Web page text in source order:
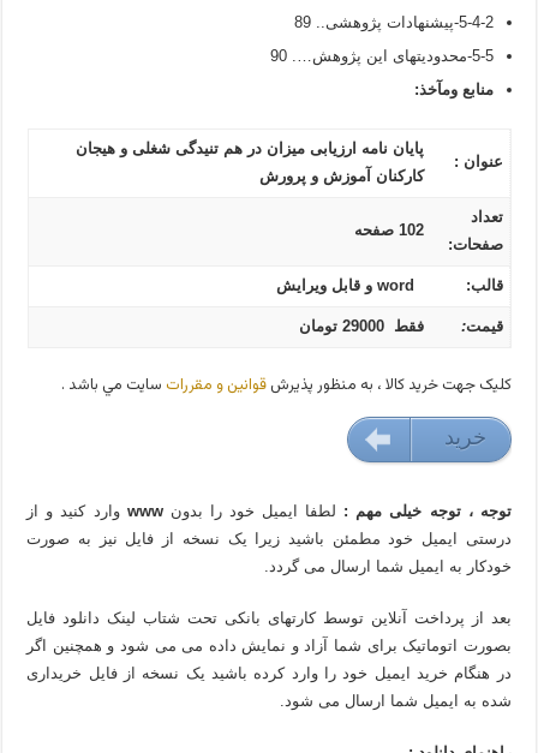
5-4-2-پیشنهادات پژوهشی.. 89
5-5-محدودیتهای این پژوهش…. 90
منابع ومآخذ:
عنوان :
پایان نامه ارزیابی میزان در هم تنیدگی شغلی و هیجان
کارکنان آموزش و پرورش
تعداد
صفحات:
102 صفحه
قالب:
قیمت: فقط 29000 تومان
کليک جهت خريد کالا ، به منظور پذيرشقوانين و مقررات سايت مي باشد .
29000 تومان خريد
توجه ، توجه خیلی مهم : لطفا ایمیل خود را بدون www
وارد کنید و از
درستی ایمیل خود مطمئن باشید زیرا یک نسخه از فایل نیز به صورت
خودکار به ایمیل شما ارسال می گردد.
بعد از پرداخت آنلاین توسط کارتهای بانکی تحت شتاب لینک دانلود فایل
بصورت اتوماتیک برای شما آزاد و نمایش داده می می شود و همچنین اگر
در هنگام خرید ایمیل خود را وارد کرده باشید یک نسخه از فایل خریداری
شده به ایمیل شما ارسال می شود.